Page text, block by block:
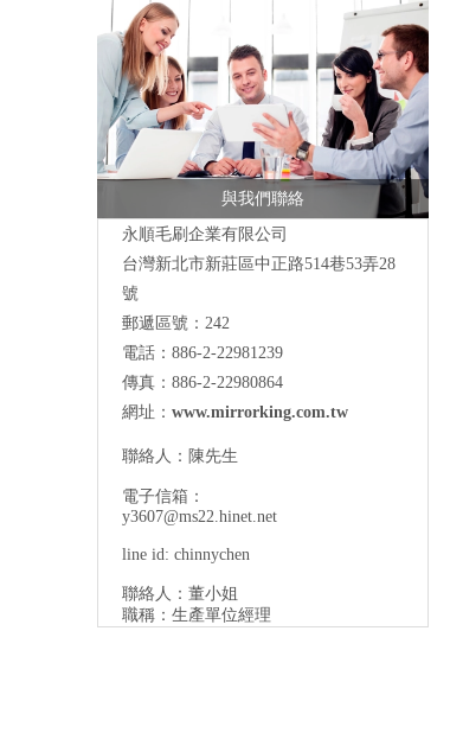
與我們聯絡
永順毛刷企業有限公司
台灣新北市新莊區中正路514巷53弄28
號
郵遞區號：242
電話：886-2-22981239
傳真：886-2-22980864
網址： www.mirrorking.com.tw
聯絡人：陳先生
電子信箱：
y3607@ms22.hinet.net
line id: chinnychen
聯絡人：董小姐
職稱：生產單位經理